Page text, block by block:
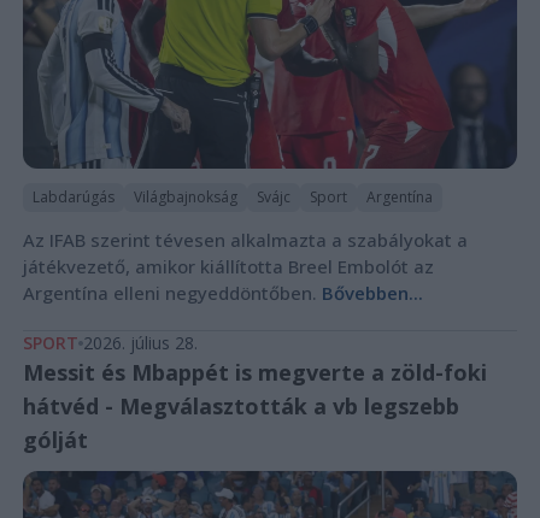
Labdarúgás Világbajnokság Svájc Sport Argentína
Az IFAB szerint tévesen alkalmazta a szabályokat a
játékvezető, amikor kiállította Breel Embolót az
Argentína elleni negyeddöntőben. Bővebben...
SPORT 2026. július 28.
Messit és Mbappét is megverte a zöld-foki
hátvéd - Megválasztották a vb legszebb
gólját